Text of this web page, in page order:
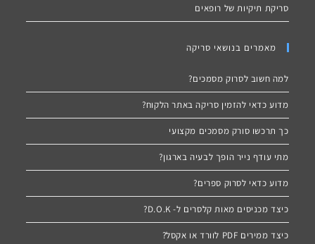
סריקת תיקיות של רופאים
מאמרים בנושאי סריקה
למה חשוב לסרוק מסמכים?
מדוע כדאי להזמין סריקה באתר הלקוח?
כך תרכשו סורק מסמכים מקצועי
מתי עודף נייר הופך לבעיה בארגון?
מדוע כדאי לסרוק ספרים?
כיצד מכניסים מאות קלסרים ל- D.O.K?
כיצד ממירים PDF לוורד או אקסל?